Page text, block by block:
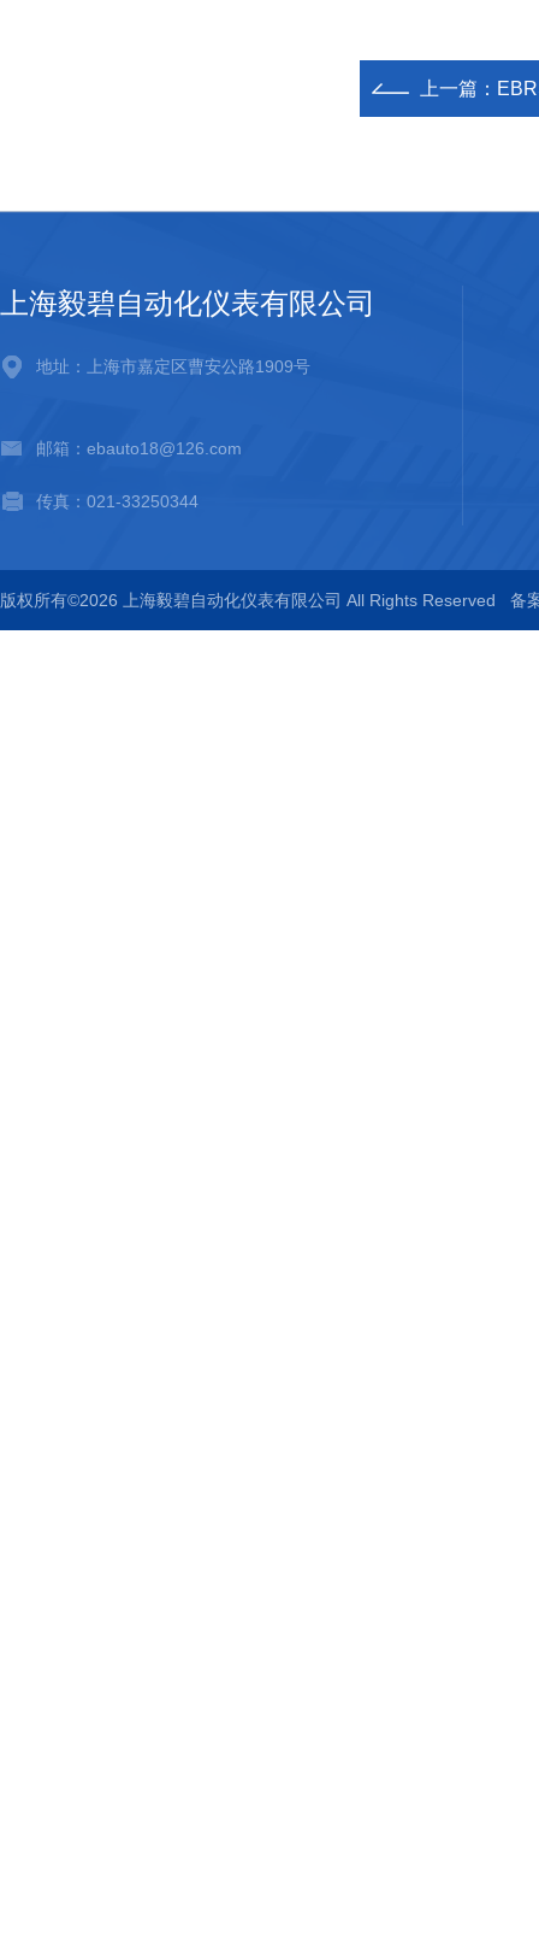
上一篇：
上海毅碧自动化仪表有限公司
地址：上海市嘉定区曹安公路1909号
邮箱：ebauto18@126.com
传真：021-33250344
版权所有©2026 上海毅碧自动化仪表有限公司 All Rights Reserved 备